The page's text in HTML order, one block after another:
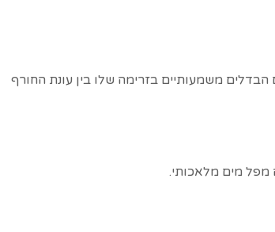
הבדלים משמעותיים בזרימה שלו בין עונת החורף
מפל מים מלאכותי.